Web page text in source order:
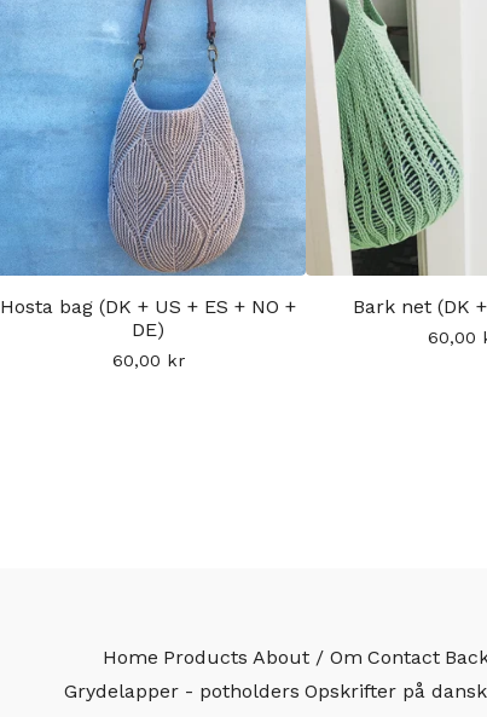
Hosta bag (DK + US + ES + NO +
DE)
60,00 kr
Bark net (DK
60,00
Home Products About / Om Contact
Grydelapper - potholders Opskrifter på dansk